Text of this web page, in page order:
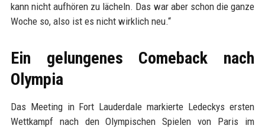
kann nicht aufhören zu lächeln. Das war aber schon die ganze
Woche so, also ist es nicht wirklich neu.“
Ein gelungenes Comeback nach
Olympia
Das Meeting in Fort Lauderdale markierte Ledeckys ersten
Wettkampf nach den Olympischen Spielen von Paris im